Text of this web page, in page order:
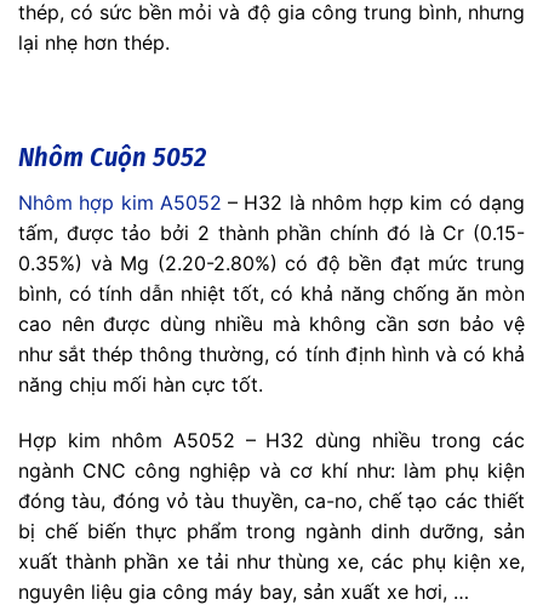
thép, có sức bền mỏi và độ gia công trung bình, nhưng
lại nhẹ hơn thép.
Nhôm Cuộn 5052
Nhôm hợp kim A5052 – H32 là nhôm hợp kim có dạng
tấm, được tảo bởi 2 thành phần chính đó là Cr (0.15-
0.35%) và Mg (2.20-2.80%) có độ bền đạt mức trung
bình, có tính dẫn nhiệt tốt, có khả năng chống ăn mòn
cao nên được dùng nhiều mà không cần sơn bảo vệ
như sắt thép thông thường, có tính định hình và có khả
năng chịu mối hàn cực tốt.
Hợp kim nhôm A5052 – H32 dùng nhiều trong các
ngành CNC công nghiệp và cơ khí như: làm phụ kiện
đóng tàu, đóng vỏ tàu thuyền, ca-no, chế tạo các thiết
bị chế biến thực phẩm trong ngành dinh dưỡng, sản
xuất thành phần xe tải như thùng xe, các phụ kiện xe,
nguyên liệu gia công máy bay, sản xuất xe hơi, …